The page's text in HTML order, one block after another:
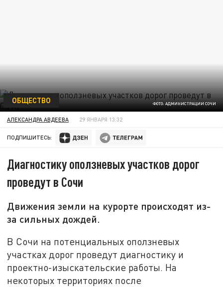
ФОТО: АДМИНИСТРАЦИИ СОЧИ
ОБЩЕСТВО
АЛЕКСАНДРА АВДЕЕВА 29 ЯНВАРЯ 13:32
ПОДПИШИТЕСЬ:
Диагностику оползневых участков дорог
проведут в Сочи
Движения земли на курорте происходят из-
за сильных дождей.
В Сочи на потенциальных оползневых
участках дорог проведут диагностику и
проектно-изыскательские работы. На
некоторых территориях после